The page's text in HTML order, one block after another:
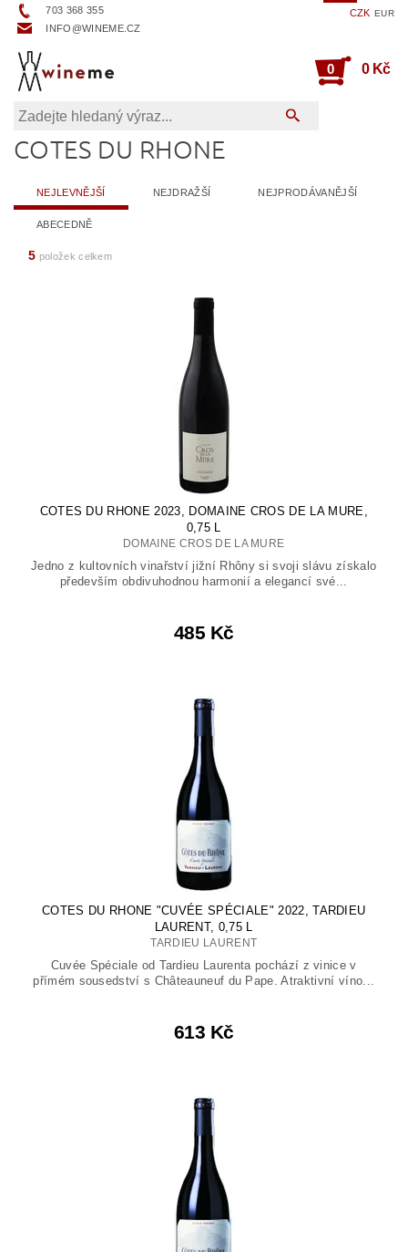
703 368 355
INFO@WINEME.CZ
CZK EUR
0 0 Kč
COTES DU RHONE
NEJLEVNĚJŠÍ NEJDRAŽŠÍ NEJPRODÁVANĚJŠÍ
ABECEDNĚ
5 položek celkem
COTES DU RHONE 2023, DOMAINE CROS DE LA MURE,
0,75 L
DOMAINE CROS DE LA MURE
Jedno z kultovních vinařství jižní Rhôny si svoji slávu získalo
především obdivuhodnou harmonií a elegancí své...
485 Kč
COTES DU RHONE "CUVÉE SPÉCIALE" 2022, TARDIEU
LAURENT, 0,75 L
TARDIEU LAURENT
Cuvée Spéciale od Tardieu Laurenta pochází z vinice v
přímém sousedství s Châteauneuf du Pape. Atraktivní víno...
613 Kč